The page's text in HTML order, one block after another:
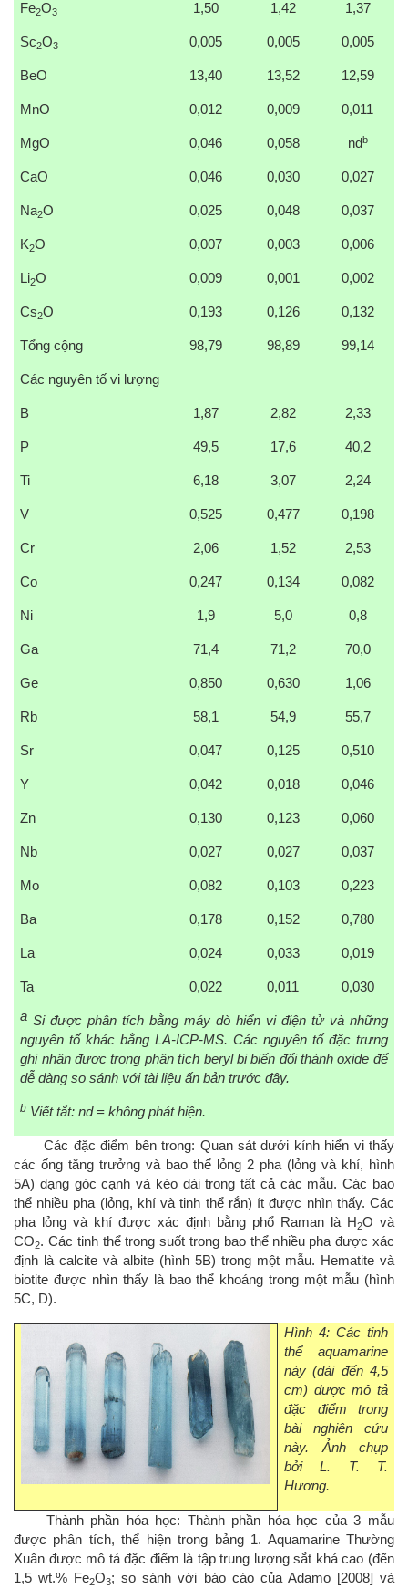
Fe2O3
Sc2O3
BeO
MnO
MgO
CaO
Na2O
K2O
Li2O
Cs2O
Tổng cộng
Các nguyên tố vi lượng
B
P
Ti
V
Cr
Co
Ni
Ga
Ge
Rb
Sr
Y
Zn
Nb
Mo
Ba
La
Ta
1,50
0,005
13,40
0,012
0,046
0,046
0,025
0,007
0,009
0,193
98,79
1,87
49,5
6,18
0,525
2,06
0,247
1,9
71,4
0,850
58,1
0,047
0,042
0,130
0,027
0,082
0,178
0,024
0,022
1,42
0,005
13,52
0,009
0,058
0,030
0,048
0,003
0,001
0,126
98,89
2,82
17,6
3,07
0,477
1,52
0,134
5,0
71,2
0,630
54,9
0,125
0,018
0,123
0,027
0,103
0,152
0,033
0,011
1,37
0,005
12,59
0,011
ndb
0,027
0,037
0,006
0,002
0,132
99,14
2,33
40,2
2,24
0,198
2,53
0,082
0,8
70,0
1,06
55,7
0,510
0,046
0,060
0,037
0,223
0,780
0,019
0,030
a Si được phân tích bằng máy dò hiển vi điện tử và những
nguyên tố khác bằng LA-ICP-MS. Các nguyên tố đặc trưng
ghi nhận được trong phân tích beryl bị biến đổi thành oxide để
dễ dàng so sánh với tài liệu ấn bản trước đây.
b Viết tắt: nd = không phát hiện.
Các đặc điểm bên trong: Quan sát dưới kính hiển vi thấy
các ống tăng trưởng và bao thể lỏng 2 pha (lỏng và khí, hình
5A) dạng góc cạnh và kéo dài trong tất cả các mẫu. Các bao
thể nhiều pha (lỏng, khí và tinh thể rắn) ít được nhìn thấy. Các
pha lỏng và khí được xác định bằng phổ Raman là H2O và
CO2. Các tinh thể trong suốt trong bao thể nhiều pha được xác
định là calcite và albite (hình 5B) trong một mẫu. Hematite và
biotite được nhìn thấy là bao thể khoáng trong một mẫu (hình
5C, D).
Hình 4: Các tinh
thể aquamarine
này (dài đến 4,5
cm) được mô tả
đặc điểm trong
bài nghiên cứu
này. Ảnh chụp
bởi L. T. T.
Hương.
Thành phần hóa học: Thành phần hóa học của 3 mẫu
được phân tích, thể hiện trong bảng 1. Aquamarine Thường
Xuân được mô tả đặc điểm là tập trung lượng sắt khá cao (đến
1,5 wt.% Fe2O3; so sánh với báo cáo của Adamo [2008] và